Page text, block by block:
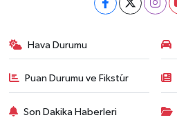
Hava Durumu
Puan Durumu ve Fikstür
Son Dakika Haberleri